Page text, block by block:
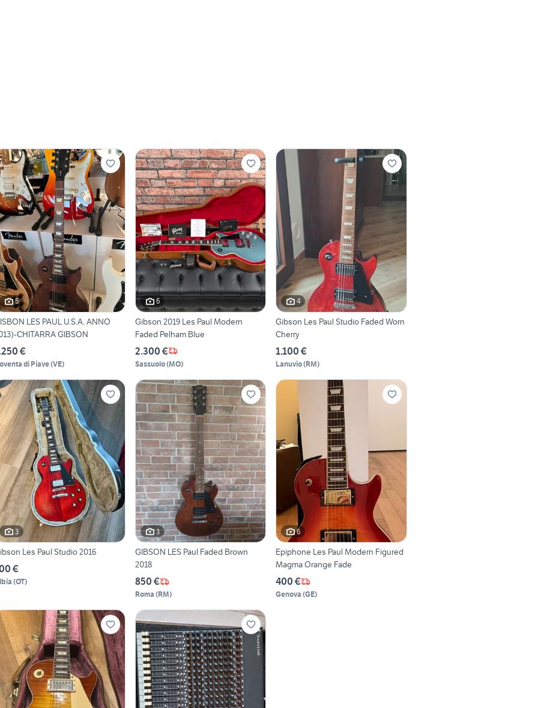
5
LES PAUL U.S.A. ANNO
CHITARRA GIBSON
€
di Piave(VE)
6
Gibson 2019 Les Paul Modern
Faded Pelham Blue
2.300 €
Sassuolo(MO)
4
Gibson Les Paul Studio Faded Worn
Cherry
1.100 €
Lanuvio(RM)
3
Les Paul Studio 2016
€
(OT)
3
GIBSON LES Paul Faded Brown
2018
850 €
Roma (RM)
6
Epiphone Les Paul Modern Figured
Magma Orange Fade
400 €
Genova (GE)